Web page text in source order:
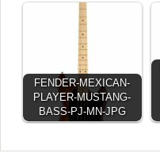
FENDER-MEXICAN-
PLAYER-MUSTANG-
BASS-PJ-MN-JPG